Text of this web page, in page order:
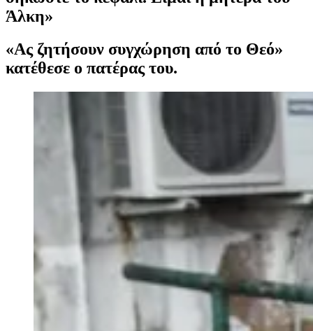
Άλκη»
«Ας ζητήσουν συγχώρηση από το Θεό»
κατέθεσε ο πατέρας του.